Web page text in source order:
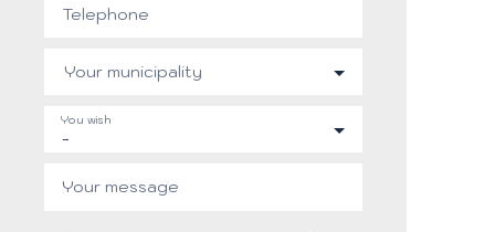
Telephone
Your municipality
-
You wish
Your message